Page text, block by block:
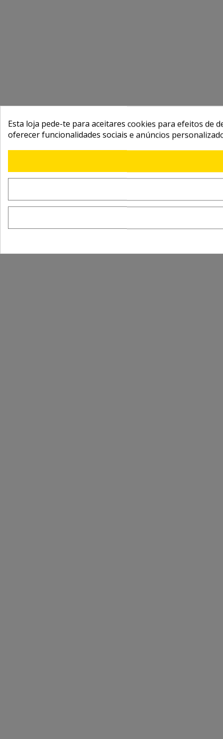
Esta loja pede-te para aceitares cookies para efeitos de
oferecer funcionalidades sociais e anúncios